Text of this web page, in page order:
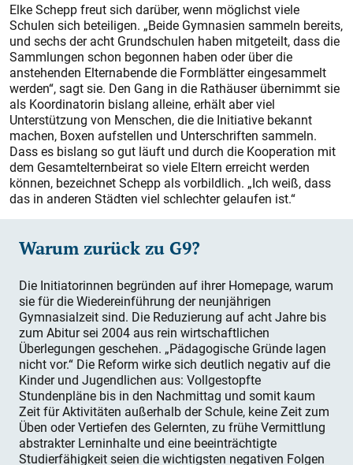
Elke Schepp freut sich darüber, wenn möglichst viele
Schulen sich beteiligen. „Beide Gymnasien sammeln bereits,
und sechs der acht Grundschulen haben mitgeteilt, dass die
Sammlungen schon begonnen haben oder über die
anstehenden Elternabende die Formblätter eingesammelt
werden“, sagt sie. Den Gang in die Rathäuser übernimmt sie
als Koordinatorin bislang alleine, erhält aber viel
Unterstützung von Menschen, die die Initiative bekannt
machen, Boxen aufstellen und Unterschriften sammeln.
Dass es bislang so gut läuft und durch die Kooperation mit
dem Gesamtelternbeirat so viele Eltern erreicht werden
können, bezeichnet Schepp als vorbildlich. „Ich weiß, dass
das in anderen Städten viel schlechter gelaufen ist.“
Warum zurück zu G9?
Die Initiatorinnen begründen auf ihrer Homepage, warum
sie für die Wiedereinführung der neunjährigen
Gymnasialzeit sind. Die Reduzierung auf acht Jahre bis
zum Abitur sei 2004 aus rein wirtschaftlichen
Überlegungen geschehen. „Pädagogische Gründe lagen
nicht vor.“ Die Reform wirke sich deutlich negativ auf die
Kinder und Jugendlichen aus: Vollgestopfte
Stundenpläne bis in den Nachmittag und somit kaum
Zeit für Aktivitäten außerhalb der Schule, keine Zeit zum
Üben oder Vertiefen des Gelernten, zu frühe Vermittlung
abstrakter Lerninhalte und eine beeinträchtigte
Studierfähigkeit seien die wichtigsten negativen Folgen